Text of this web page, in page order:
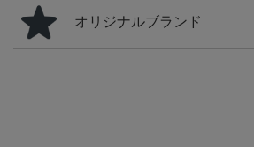
オリジナルブランド